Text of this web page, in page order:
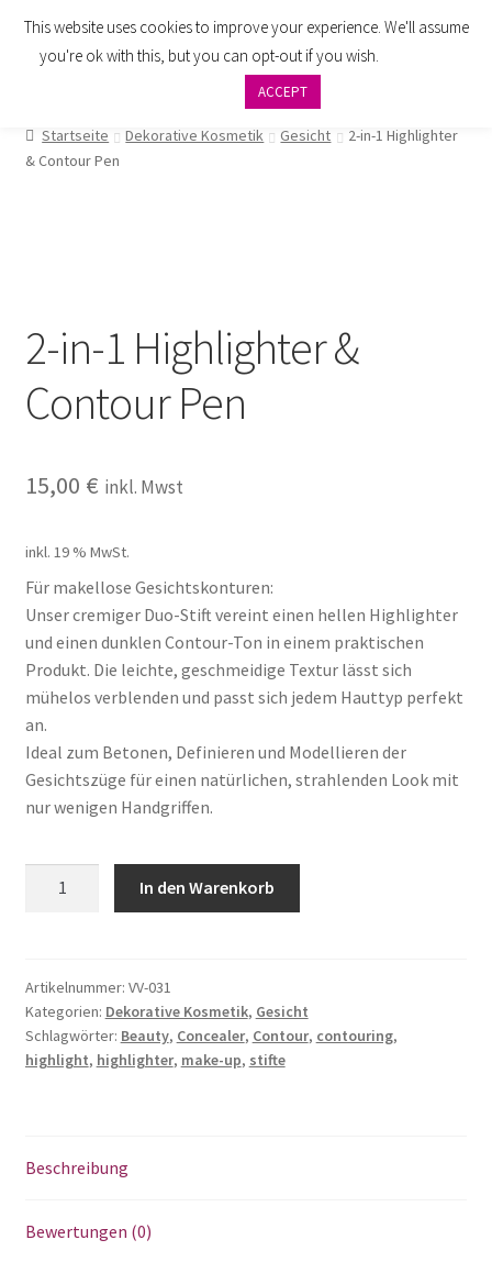
Zur
Navigation
Zum
Inhalt
Zahlung
Impressum
Datenschutzbelehrung
Startseite Dekorative Kosmetik Gesicht
2-in-1 Highlighter
& Contour Pen
2-in-1 Highlighter &
Contour Pen
15,00 € inkl. Mwst
inkl. 19 % MwSt.
Für makellose Gesichtskonturen:
Unser cremiger Duo-Stift vereint einen hellen Highlighter
und einen dunklen Contour-Ton in einem praktischen
Produkt. Die leichte, geschmeidige Textur lässt sich
mühelos verblenden und passt sich jedem Hauttyp perfekt
an.
Ideal zum Betonen, Definieren und Modellieren der
Gesichtszüge für einen natürlichen, strahlenden Look mit
nur wenigen Handgriffen.
&
Contour
Pen
Menge
In den Warenkorb
Artikelnummer: VV-031
Kategorien: Dekorative Kosmetik, Gesicht
Schlagwörter: Beauty, Concealer, Contour, contouring,
highlight, highlighter, make-up, stifte
Beschreibung
Bewertungen (0)
This website uses cookies to improve your experience. We'll assume
you're ok with this, but you can opt-out if you wish.
ACCEPT